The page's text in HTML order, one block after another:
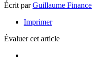
Écrit parGuillaume Finance
Imprimer
Évaluer cet article